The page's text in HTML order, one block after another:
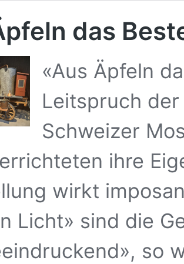
das
«Aus Äpfeln
Leitspruch
Schweizer
ihre
wirkt
Licht» sind die
so